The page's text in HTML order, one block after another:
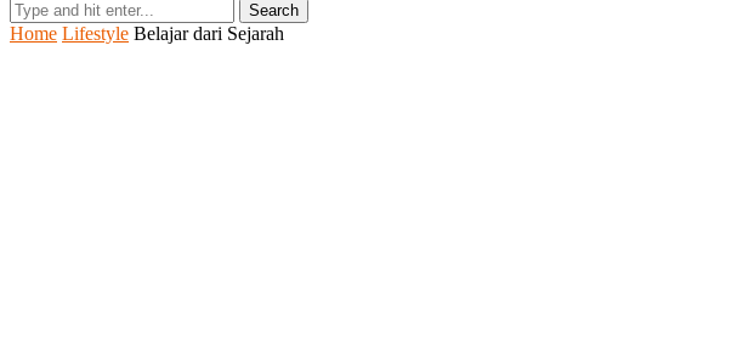
Search
Home Lifestyle Belajar dari Sejarah